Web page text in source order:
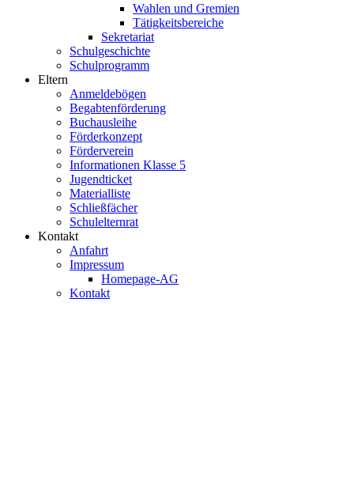
Wahlen und Gremien
Tätigkeitsbereiche
Sekretariat
Schulgeschichte
Schulprogramm
Eltern
Anmeldebögen
Begabtenförderung
Buchausleihe
Förderkonzept
Förderverein
Informationen Klasse 5
Jugendticket
Materialliste
Schließfächer
Schulelternrat
Kontakt
Anfahrt
Impressum
Homepage-AG
Kontakt